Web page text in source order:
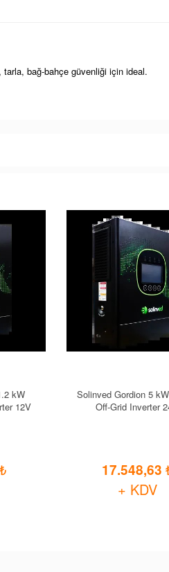
bağ-bahçe güvenliği için ideal.
kW
12V
Solinved Gordion 5
Off-Grid Inverter
17.548,63
+ KDV